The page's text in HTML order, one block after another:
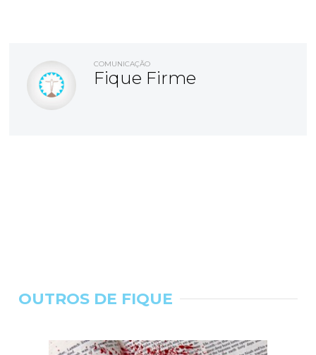
COMUNICAÇÃO
Fique Firme
OUTROS DE FIQUE